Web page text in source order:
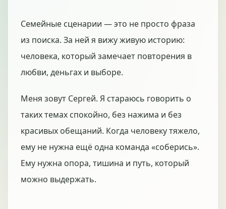
Семейные сценарии — это не просто фраза
из поиска. За ней я вижу живую историю:
человека, который замечает повторения в
любви, деньгах и выборе.
Меня зовут Сергей. Я стараюсь говорить о
таких темах спокойно, без нажима и без
красивых обещаний. Когда человеку тяжело,
ему не нужна ещё одна команда «соберись».
Ему нужна опора, тишина и путь, который
можно выдержать.